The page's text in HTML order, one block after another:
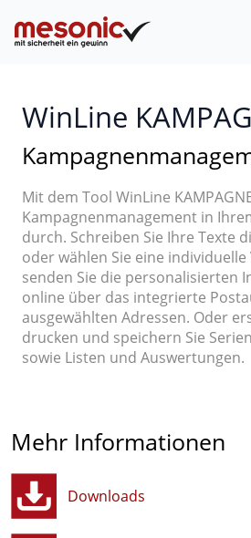
WinLine
Mit dem Tool WinLine
Kampagnenmanagement in
durch. Schreiben Sie Ihre Texte
oder wählen Sie eine
senden Sie die personalisierten
online über das integrierte
ausgewählten Adressen. Oder
drucken und speichern Sie
sowie Listen und Auswertungen.
Mehr Informationen
Downloads